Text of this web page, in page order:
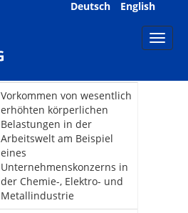
Deutsch English
Vorkommen von wesentlich
erhöhten körperlichen
Belastungen in der
Arbeitswelt am Beispiel
eines
Unternehmenskonzerns in
der Chemie-, Elektro- und
Metallindustrie